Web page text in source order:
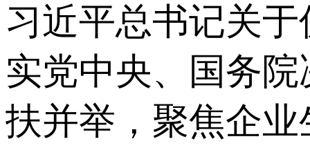
习近平总书记关
实党中央、国务
扶并举，聚焦企